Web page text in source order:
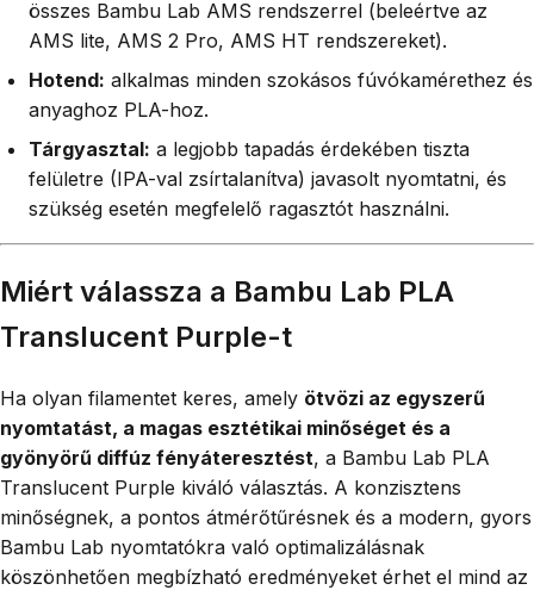
összes Bambu Lab AMS rendszerrel (beleértve az
AMS lite, AMS 2 Pro, AMS HT rendszereket).
Hotend: alkalmas minden szokásos fúvókamérethez és
anyaghoz PLA-hoz.
Tárgyasztal: a legjobb tapadás érdekében tiszta
felületre (IPA-val zsírtalanítva) javasolt nyomtatni, és
szükség esetén megfelelő ragasztót használni.
Miért válassza a Bambu Lab PLA
Translucent Purple-t
Ha olyan filamentet keres, amely ötvözi az egyszerű
nyomtatást, a magas esztétikai minőséget és a
gyönyörű diffúz fényáteresztést, a Bambu Lab PLA
Translucent Purple kiváló választás. A konzisztens
minőségnek, a pontos átmérőtűrésnek és a modern, gyors
Bambu Lab nyomtatókra való optimalizálásnak
köszönhetően megbízható eredményeket érhet el mind az